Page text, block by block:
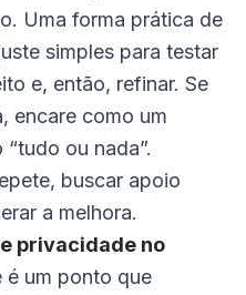
Uma forma prática de
simples para testar
e, então, refinar. Se
encare como um
ou nada”.
buscar apoio
a melhora.
privacidade no
é um ponto que